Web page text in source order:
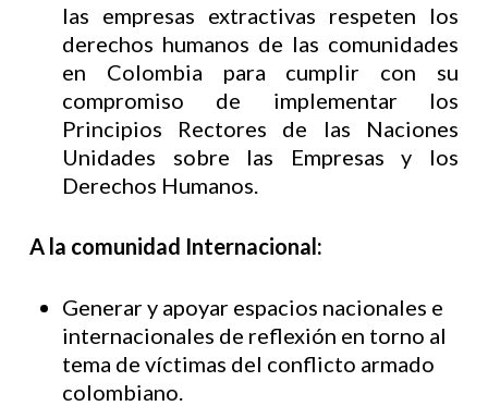
las empresas extractivas respeten los
derechos humanos de las comunidades
en Colombia para cumplir con su
compromiso de implementar los
Principios Rectores de las Naciones
Unidades sobre las Empresas y los
Derechos Humanos.
A la comunidad Internacional:
Generar y apoyar espacios nacionales e
internacionales de reflexión en torno al
tema de víctimas del conflicto armado
colombiano.